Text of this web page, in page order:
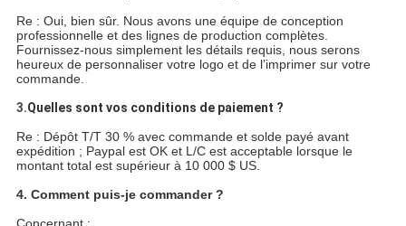
Re : Oui, bien sûr. Nous avons une équipe de conception
professionnelle et des lignes de production complètes.
Fournissez-nous simplement les détails requis, nous serons
heureux de personnaliser votre logo et de l’imprimer sur votre
commande.
3.Quelles sont vos conditions de paiement ?
Re : Dépôt T/T 30 % avec commande et solde payé avant
expédition ; Paypal est OK et L/C est acceptable lorsque le
montant total est supérieur à 10 000 $ US.
4. Comment puis-je commander ?
Concernant :